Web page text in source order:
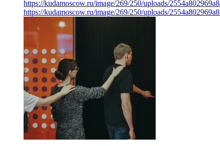
https://kudamoscow.ru/image/269/250/uploads/
https://kudamoscow.ru/image/269/250/uploads/